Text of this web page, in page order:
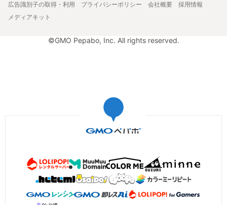
広告識別子の取得・利用
プライバシーポリシー 会社概要
採用情報
メディアキット
©GMO Pepabo, Inc. All rights reserved.